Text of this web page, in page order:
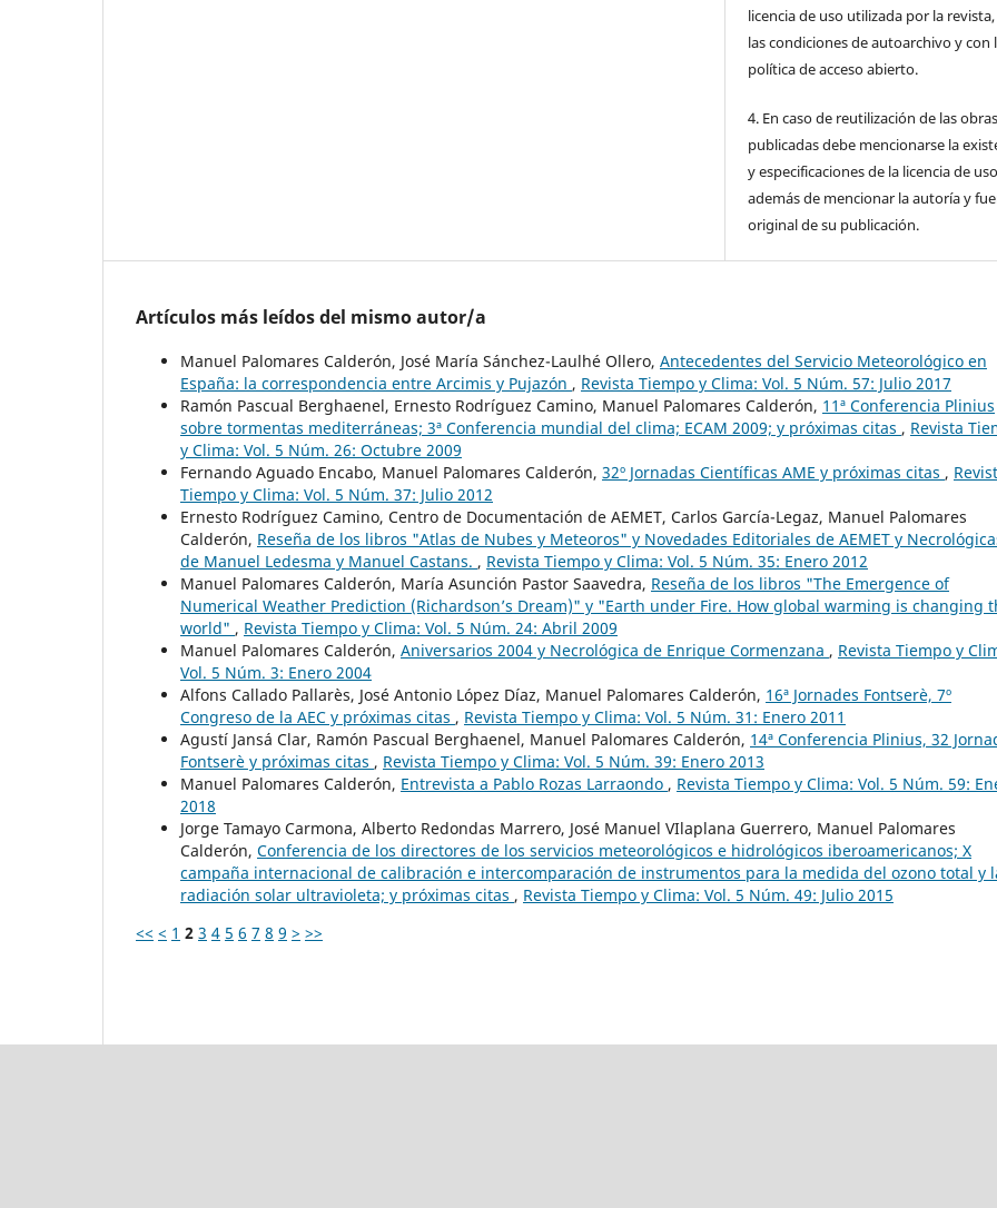
licencia de uso utilizada por la
las condiciones de autoarchivo y con
política de acceso abierto.
4. En caso de reutilización de las obras
publicadas debe mencionarse la
y especificaciones de la licencia de uso
además de mencionar la autoría y
original de su publicación.
Artículos más leídos del mismo autor/a
Manuel Palomares Calderón, José María Sánchez-Laulhé Ollero, Antecedentes del Servicio Meteorológico en
España: la correspondencia entre Arcimis y Pujazón , Revista Tiempo y Clima: Vol. 5 Núm. 57: Julio 2017
Ramón Pascual Berghaenel, Ernesto Rodríguez Camino, Manuel Palomares Calderón, 11ª Conferencia Plinius
sobre tormentas mediterráneas; 3ª Conferencia mundial del clima; ECAM 2009; y próximas citas , Revista
y Clima: Vol. 5 Núm. 26: Octubre 2009
Fernando Aguado Encabo, Manuel Palomares Calderón, 32º Jornadas Científicas AME y próximas citas ,
Tiempo y Clima: Vol. 5 Núm. 37: Julio 2012
Ernesto Rodríguez Camino, Centro de Documentación de AEMET, Carlos García-Legaz, Manuel Palomares
Calderón, Reseña de los libros "Atlas de Nubes y Meteoros" y Novedades Editoriales de AEMET y
de Manuel Ledesma y Manuel Castans. , Revista Tiempo y Clima: Vol. 5 Núm. 35: Enero 2012
Manuel Palomares Calderón, María Asunción Pastor Saavedra, Reseña de los libros "The Emergence of
Numerical Weather Prediction (Richardson’s Dream)" y "Earth under Fire. How global warming is changing
world" , Revista Tiempo y Clima: Vol. 5 Núm. 24: Abril 2009
Manuel Palomares Calderón, Aniversarios 2004 y Necrológica de Enrique Cormenzana , Revista Tiempo y
Vol. 5 Núm. 3: Enero 2004
Alfons Callado Pallarès, José Antonio López Díaz, Manuel Palomares Calderón, 16ª Jornades Fontserè, 7º
Congreso de la AEC y próximas citas , Revista Tiempo y Clima: Vol. 5 Núm. 31: Enero 2011
Agustí Jansá Clar, Ramón Pascual Berghaenel, Manuel Palomares Calderón, 14ª Conferencia Plinius, 32
Fontserè y próximas citas , Revista Tiempo y Clima: Vol. 5 Núm. 39: Enero 2013
Manuel Palomares Calderón, Entrevista a Pablo Rozas Larraondo , Revista Tiempo y Clima: Vol. 5 Núm. 59:
2018
Jorge Tamayo Carmona, Alberto Redondas Marrero, José Manuel VIlaplana Guerrero, Manuel Palomares
Calderón, Conferencia de los directores de los servicios meteorológicos e hidrológicos iberoamericanos; X
campaña internacional de calibración e intercomparación de instrumentos para la medida del ozono total y
radiación solar ultravioleta; y próximas citas , Revista Tiempo y Clima: Vol. 5 Núm. 49: Julio 2015
<< < 1 2 3 4 5 6 7 8 9 > >>